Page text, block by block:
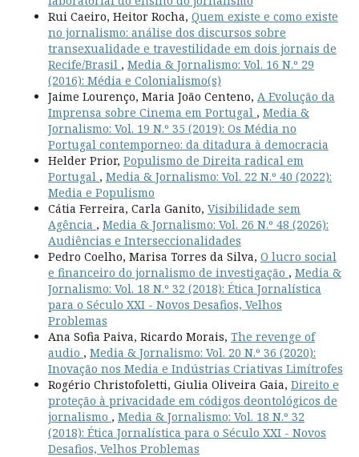
Rui Caeiro, Heitor Rocha, Quem existe e como existe
no jornalismo: análise dos discursos sobre
transexualidade e travestilidade em dois jornais de
Recife/Brasil , Media & Jornalismo: Vol. 16 N.º 29
(2016): Média e Colonialismo(s)
Jaime Lourenço, Maria João Centeno, A Evolução da
Imprensa sobre Cinema em Portugal , Media &
Jornalismo: Vol. 19 N.º 35 (2019): Os Média no
Portugal contemporneo: da ditadura à democracia
Helder Prior, Populismo de Direita radical em
Portugal , Media & Jornalismo: Vol. 22 N.º 40 (2022):
Media e Populismo
Cátia Ferreira, Carla Ganito, Visibilidade sem
Agência , Media & Jornalismo: Vol. 26 N.º 48 (2026):
Audiências e Interseccionalidades
Pedro Coelho, Marisa Torres da Silva, O lucro social
e financeiro do jornalismo de investigação , Media &
Jornalismo: Vol. 18 N.º 32 (2018): Ética Jornalística
para o Século XXI - Novos Desafios, Velhos
Problemas
Ana Sofia Paiva, Ricardo Morais, The revenge of
audio , Media & Jornalismo: Vol. 20 N.º 36 (2020):
Inovação nos Media e Indústrias Criativas Limítrofes
Rogério Christofoletti, Giulia Oliveira Gaia, Direito e
proteção à privacidade em códigos deontológicos de
jornalismo , Media & Jornalismo: Vol. 18 N.º 32
(2018): Ética Jornalística para o Século XXI - Novos
Desafios, Velhos Problemas